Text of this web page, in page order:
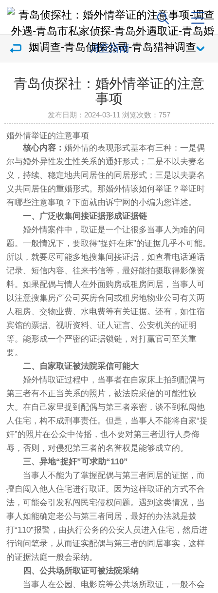
调查指南
青岛侦探社：婚外情举证的注意
事项
发布日期：2024-03-11 浏览次数： 757
婚外情举证的注意事项
核心内容：婚外情的表现形式基本有三种：一是偶
尔与婚外异性发生性关系的通奸形式；二是不以夫妻名
义，持续、稳定地共同居住的同居形式；三是以夫妻名
义共同居住的重婚形式。那婚外情该如何举证？举证时
有哪些注意事项？下面就由诉宁网的小编为您详述。
一、广泛收集间接证据形成证据链
婚外情案件中，取证是一个让很多当事人为难的问
题。一般情况下，要取得“捉奸在床”的证据几乎不可能。
所以，就要尽可能多地搜集间接证据，如查看电话通话
记录、短信内容、往来书信等，最好能拍摄取得影像资
料。如果配偶与情人在外面购房或租房同居，当事人可
以注意搜集房产公司买房合同或租房地物业公司有关两
人租房、交物业费、水电费等有关证据。还有，如住宿
宾馆的票据、视听资料、证人证言、公安机关的证明
等。能形成一个严密的证据锁链，对打赢官司至关重
要。
二、自家取证被法院采信可能大
婚外情取证过程中，当事者在自家床上拍到配偶与
第三者有不正当关系的照片，被法院采信的可能性较
大。在自己家里捉到配偶与第三者亲密，谈不到私闯他
人住宅，构不成刑事责任。但是，当事人不能将自家“捉
奸”的照片在公众中传播，也不要对第三者进行人身侮
辱，否则，对侵犯第三者的名誉权是能够成立的。
三、异地“捉奸”可求助“110”
当事人不能为了掌握配偶与第三者同居的证据，而
擅自闯入他人住宅进行取证。因为这样取证的方式不合
法，可能会引发私闯民宅侵权问题。遇到这类情况，当
事人如能确定老公与第三者同居，最好的办法就是拨
打“110”报警，由执行公务的公安人员进入住宅，然后进
行询问笔录，从而证实配偶与第三者的同居事实，这样
的证据法庭一般会采纳。
四、公共场所取证可被法院采纳
当事人在公园、电影院等公共场所取证，一般不会